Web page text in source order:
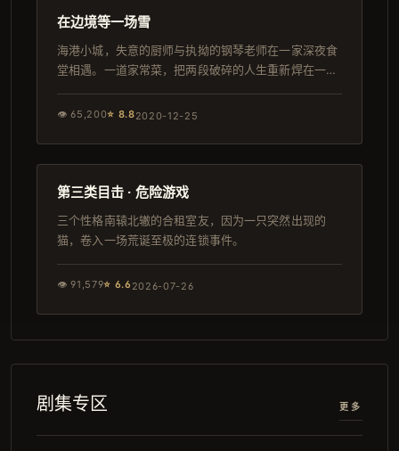
完结
在边境等一场雪
海港小城，失意的厨师与执拗的钢琴老师在一家深夜食
堂相遇。一道家常菜，把两段破碎的人生重新焊在一
👁65,200⭐ 8.82020-12-25
独播
110分钟
第三类目击 · 危险游戏
三个性格南辕北辙的合租室友，因为一只突然出现的
猫，卷入一场荒诞至极的连锁事件。
👁91,579⭐ 6.6 2026-07-26
剧集专区 更多
142分钟